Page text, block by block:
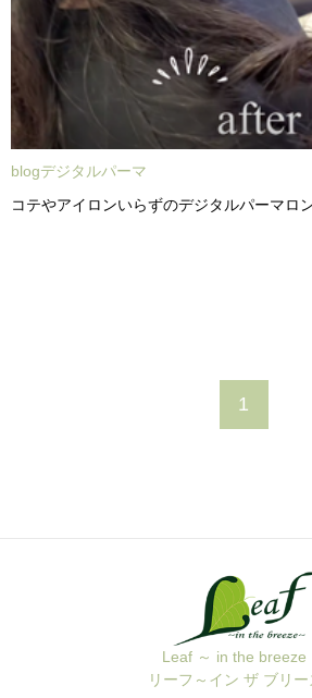
blogデジタルパーマ
コテやアイロンいらずのデジタルパーマロ
1
Leaf ～ in the breeze
リーフ～イン ザ ブリー